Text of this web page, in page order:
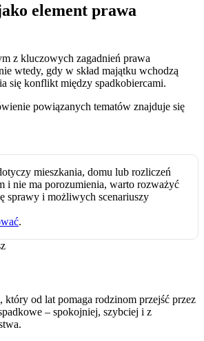
element prawa
z kluczowych zagadnień prawa
wtedy, gdy w skład majątku wchodzą
się konflikt między spadkobiercami.
powiązanych tematów znajduje się
mieszkania, domu lub rozliczeń
i nie ma porozumienia, warto rozważyć
sprawy i możliwych scenariuszy
.
który od lat pomaga rodzinom przejść przez
– spokojniej, szybciej i z